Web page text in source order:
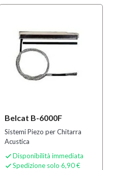
Belcat B-6000F
Sistemi Piezo per Chitarra
Acustica
 Disponibilità immediata
 Spedizione solo 6,90 €